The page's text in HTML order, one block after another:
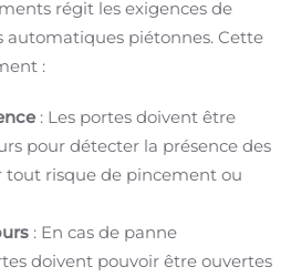
régit les exigences de
automatiques piétonnes. Cette
:
: Les portes doivent être
pour détecter la présence des
tout risque de pincement ou
: En cas de panne
doivent pouvoir être ouvertes